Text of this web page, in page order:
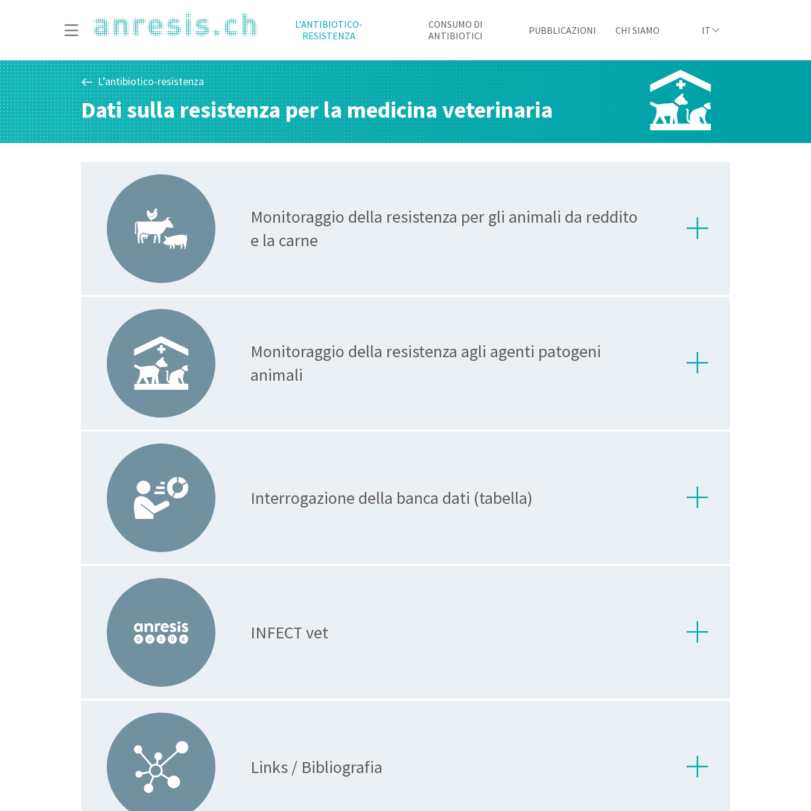
L’ANTIBIOTICO-
RESISTENZA
CONSUMO DI
ANTIBIOTICI
PUBBLICAZIONI CHI SIAMO IT
L’antibiotico-resistenza
Dati sulla resistenza per la medicina veterinaria
Monitoraggio della resistenza per gli animali da reddito
e la carne
Monitoraggio della resistenza agli agenti patogeni
animali
Interrogazione della banca dati (tabella)
INFECT vet
Links / Bibliografia